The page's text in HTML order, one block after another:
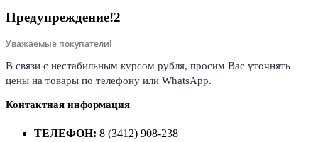
Предупреждение!2
Уважаемые покупатели!
В связи с нестабильным курсом рубля, просим Вас уточнять
цены на товары по телефону или WhatsApp.
Контактная информация
ТЕЛЕФОН: 8 (3412) 908-238